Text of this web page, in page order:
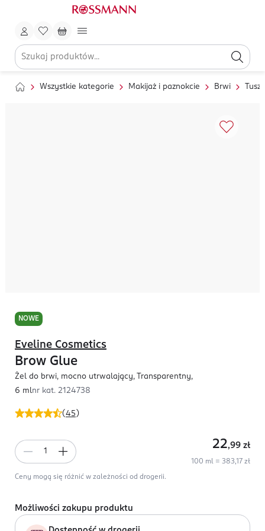
Wszystkie kategorie Makijaż i paznokcie Brwi
NOWE
(45 )
Eveline Cosmetics
Brow Glue
Żel do brwi, mocno utrwalający, Transparentny,
6 mlnr kat. 2124738
22,99 zł
100 ml = 383,17 zł
Ceny mogą się różnić w zależności od drogerii.
Możliwości zakupu produktu